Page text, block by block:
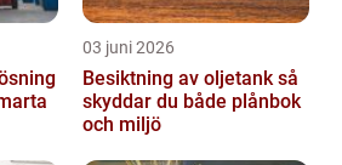
03 juni 2026
Besiktning av oljetank så
skyddar du både plånbok
och miljö